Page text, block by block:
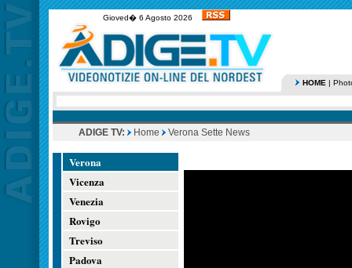
Gioved� 6 Agosto 2026
HOME |
ADIGE TV: Home Verona Sette News
Verona
Vicenza
Venezia
Rovigo
Treviso
Padova